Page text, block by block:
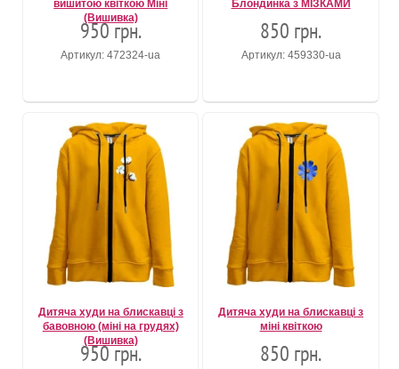
вишитою квіткою Міні
(Вишивка)
950 грн.
Артикул: 472324-ua
Блондинка з МІЗКАМИ
850 грн.
Артикул: 459330-ua
Дитяча худи на блискавці з
бавовною (міні на грудях)
(Вишивка)
950 грн.
Дитяча худи на блискавці з
міні квіткою
850 грн.